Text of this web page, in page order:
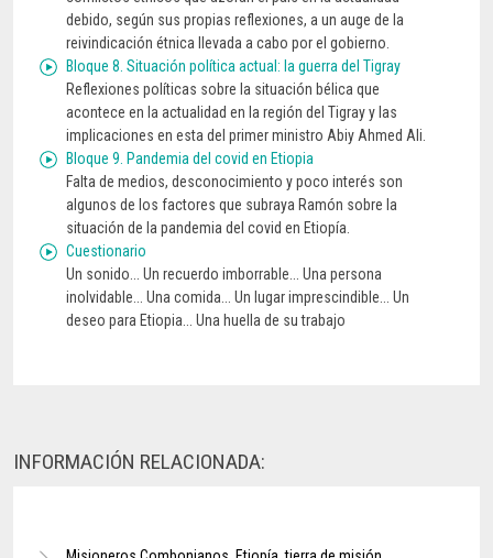
debido, según sus propias reflexiones, a un auge de la
reivindicación étnica llevada a cabo por el gobierno.
Bloque 8. Situación política actual: la guerra del Tigray
Reflexiones políticas sobre la situación bélica que
acontece en la actualidad en la región del Tigray y las
implicaciones en esta del primer ministro Abiy Ahmed Ali.
Bloque 9. Pandemia del covid en Etiopia
Falta de medios, desconocimiento y poco interés son
algunos de los factores que subraya Ramón sobre la
situación de la pandemia del covid en Etiopía.
Cuestionario
Un sonido... Un recuerdo imborrable... Una persona
inolvidable... Una comida... Un lugar imprescindible... Un
deseo para Etiopia... Una huella de su trabajo
INFORMACIÓN RELACIONADA: